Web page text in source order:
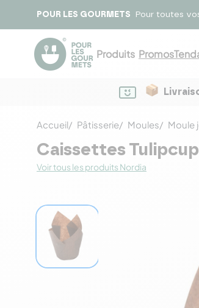
POUR LES GOURMETS Pour toutes
Produits Promos
Accueil Pâtisserie Moules Moule
Caissettes
Voir tous les produits Nordia